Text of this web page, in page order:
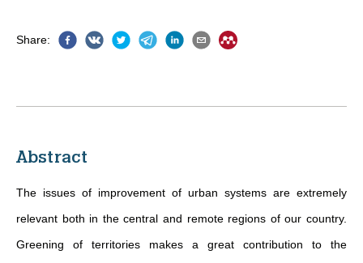
Share:
Abstract
The issues of improvement of urban systems are extremely
relevant both in the central and remote regions of our country.
Greening of territories makes a great contribution to the